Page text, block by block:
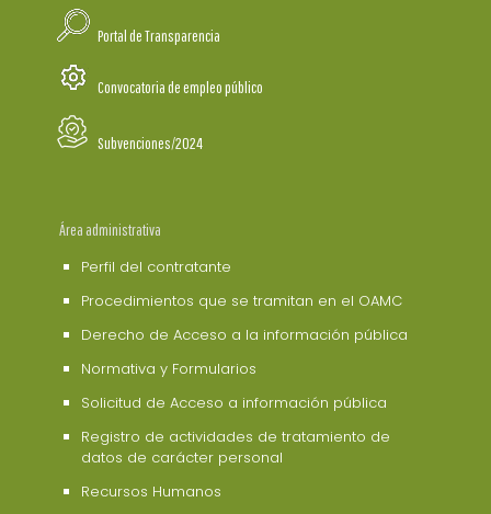
Portal de Transparencia
Convocatoria de empleo público
Subvenciones/2024
Área administrativa
Perfil del contratante
Procedimientos que se tramitan en el OAMC
Derecho de Acceso a la información pública
Normativa y Formularios
Solicitud de Acceso a información pública
Registro de actividades de tratamiento de
datos de carácter personal
Recursos Humanos